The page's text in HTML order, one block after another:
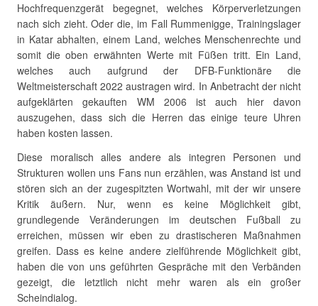
Hochfrequenzgerät begegnet, welches Körperverletzungen
nach sich zieht. Oder die, im Fall Rummenigge, Trainingslager
in Katar abhalten, einem Land, welches Menschenrechte und
somit die oben erwähnten Werte mit Füßen tritt. Ein Land,
welches auch aufgrund der DFB-Funktionäre die
Weltmeisterschaft 2022 austragen wird. In Anbetracht der nicht
aufgeklärten gekauften WM 2006 ist auch hier davon
auszugehen, dass sich die Herren das einige teure Uhren
haben kosten lassen.
Diese moralisch alles andere als integren Personen und
Strukturen wollen uns Fans nun erzählen, was Anstand ist und
stören sich an der zugespitzten Wortwahl, mit der wir unsere
Kritik äußern. Nur, wenn es keine Möglichkeit gibt,
grundlegende Veränderungen im deutschen Fußball zu
erreichen, müssen wir eben zu drastischeren Maßnahmen
greifen. Dass es keine andere zielführende Möglichkeit gibt,
haben die von uns geführten Gespräche mit den Verbänden
gezeigt, die letztlich nicht mehr waren als ein großer
Scheindialog.